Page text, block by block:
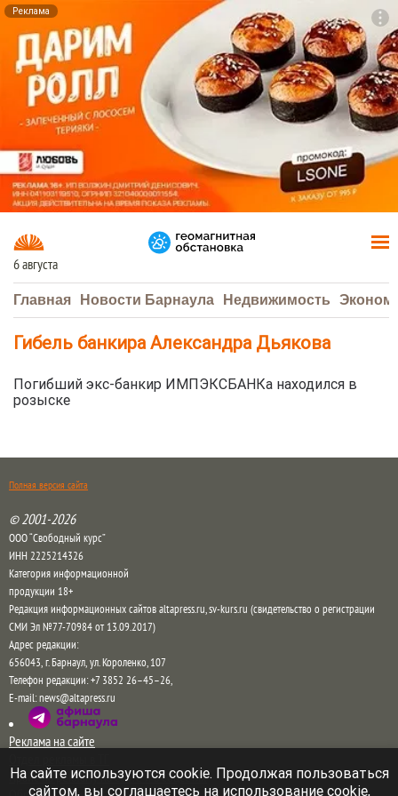
Реклама
6 августа
Главная Новости Барнаула Недвижимость
Гибель банкира Александра Дьякова
Погибший экс-банкир ИМПЭКСБАНКа находился в
розыске
Полная версия сайта
© 2001-2026
ООО “Свободный курс”
ИНН 2225214326
Категория информационной
продукции 18+
Редакция информационных сайтов altapress.ru, sv-kurs.ru (свидетельство о регистрации
СМИ Эл №77-70984 от 13.09.2017)
Адрес редакции:
656043,г. Барнаул,ул. Короленко, 107
Телефон редакции:+7 3852 26–45–26,
E-mail:news@altapress.ru
Реклама на сайте
Прайс на рекламу на сайте и в соцсетях
На сайте используются cookie. Продолжая пользоваться
сайтом, вы соглашаетесь на использование cookie,